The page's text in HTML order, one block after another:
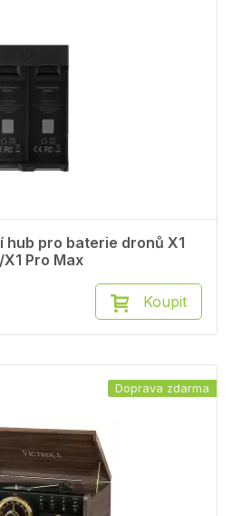
hub pro baterie dronů X1
X1 Pro Max
Koupit
Doprava zdarma